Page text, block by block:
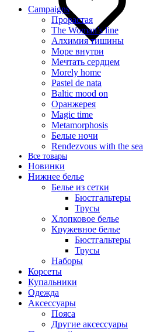
Campaigns
Прорастая
The Woman’s line
Алхимия тишины
Море внутри
Мечтать сердцем
Morely home
Pastel de nata
Baltic mood on
Оранжерея
Magic time
Metamorphosis
Белые ночи
Rendezvous with the sea
Все товары
Новинки
Нижнее белье
Белье из сетки
Бюстгальтеры
Трусы
Хлопковое белье
Кружевное белье
Бюстгальтеры
Трусы
Наборы
Корсеты
Купальники
Одежда
Аксессуары
Пояса
Другие аксессуары